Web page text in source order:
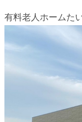
有料老人ホームた